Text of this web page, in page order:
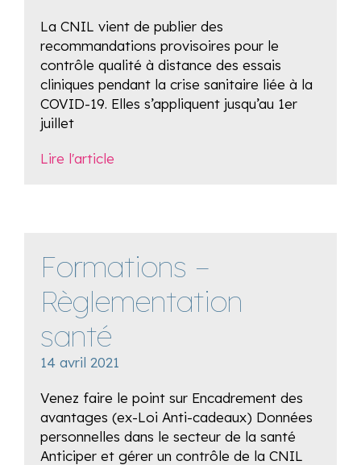
La CNIL vient de publier des
recommandations provisoires pour le
contrôle qualité à distance des essais
cliniques pendant la crise sanitaire liée à la
COVID-19. Elles s’appliquent jusqu’au 1er
juillet
Lire l'article
Formations –
Règlementation
santé
14 avril 2021
Venez faire le point sur Encadrement des
avantages (ex-Loi Anti-cadeaux) Données
personnelles dans le secteur de la santé
Anticiper et gérer un contrôle de la CNIL